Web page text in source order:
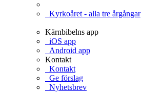
Kyrkoåret - alla tre årgångar
Kärnbibelns app
iOS app
Android app
Kontakt
Kontakt
Ge förslag
Nyhetsbrev